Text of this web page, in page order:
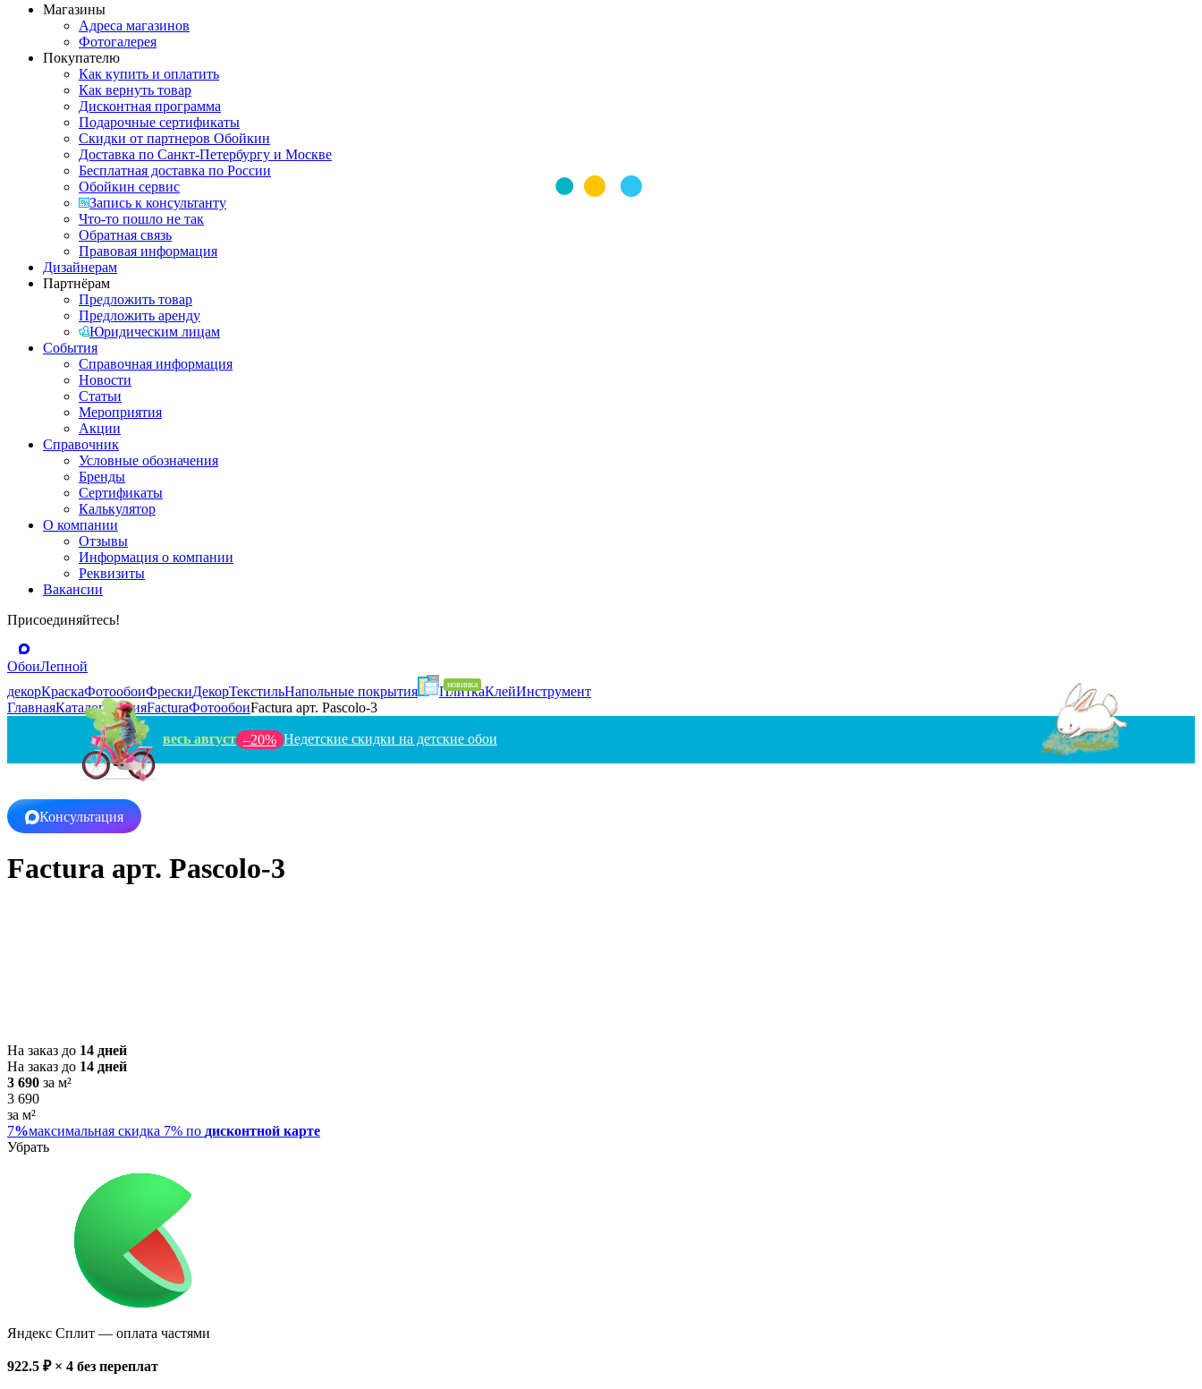
Магазины
Адреса магазинов
Фотогалерея
Покупателю
Как купить и оплатить
Как вернуть товар
Дисконтная программа
Подарочные сертификаты
Скидки от партнеров Обойкин
Доставка по Санкт-Петербургу и Москве
Бесплатная доставка по России
Обойкин сервис
Запись к консультанту
Что-то пошло не так
Обратная связь
Правовая информация
Дизайнерам
Партнёрам
Предложить товар
Предложить аренду
Юридическим лицам
События
Справочная информация
Новости
Статьи
Мероприятия
Акции
Справочник
Условные обозначения
Бренды
Сертификаты
Калькулятор
О компании
Отзывы
Информация о компании
Реквизиты
Вакансии
Присоединяйтесь!
ОбоиЛепной
декорКраскаФотообоиФрескиДекорТекстильНапольные покрытия ПлиткаКлейИнструмент
ГлавнаяКаталогРоссияFacturaФотообоиFactura арт. Pascolo-3
весь август –20% Недетские скидки на детские обои
Консультация
Factura арт. Pascolo-3
На заказ до 14 дней
На заказ до 14 дней
3 690 за м²
3 690
за м²
7%максимальная скидка 7% по дисконтной карте
Убрать
Яндекс Сплит — оплата частями
922.5 ₽ × 4 без переплат